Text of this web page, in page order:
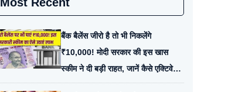
बैंक बैलेंस जीरो है तो भी निकलेंगे
₹10,000! मोदी सरकार की इस खास
स्कीम ने दी बड़ी राहत, जानें कैसे एक्टिवेट
करें ये सुविधा